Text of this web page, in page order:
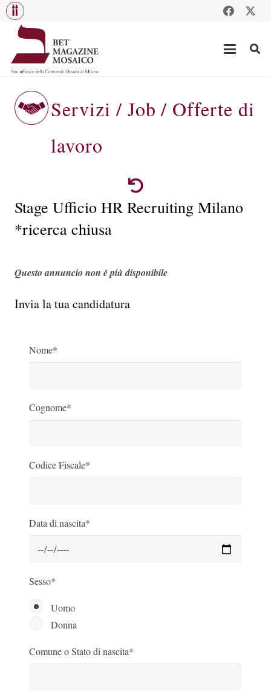
Servizi / Job / Offerte di
lavoro
Stage Ufficio HR Recruiting Milano
*ricerca chiusa
Questo annuncio non è più disponibile
Invia la tua candidatura
Nome*
Cognome*
Codice Fiscale*
Data di nascita*
Sesso*
Uomo
Donna
Comune o Stato di nascita*